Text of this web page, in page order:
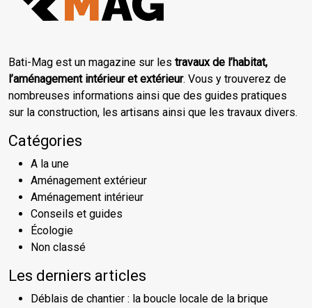
Bati-Mag est un magazine sur les travaux de l’habitat,
l’aménagement intérieur et extérieur. Vous y trouverez de
nombreuses informations ainsi que des guides pratiques
sur la construction, les artisans ainsi que les travaux divers.
Catégories
A la une
Aménagement extérieur
Aménagement intérieur
Conseils et guides
Écologie
Non classé
Les derniers articles
Déblais de chantier : la boucle locale de la brique